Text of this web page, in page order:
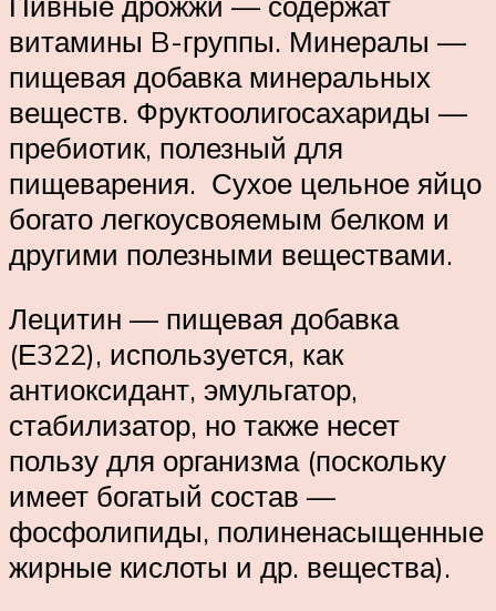
витамины B-группы. Минералы —
пищевая добавка минеральных
веществ. Фруктоолигосахариды —
пребиотик, полезный для
пищеварения. Сухое цельное яйцо
богато легкоусвояемым белком и
другими полезными веществами.
Лецитин — пищевая добавка
(Е322), используется, как
антиоксидант, эмульгатор,
стабилизатор, но также несет
пользу для организма (поскольку
имеет богатый состав —
фосфолипиды, полиненасыщенные
жирные кислоты и др. вещества).